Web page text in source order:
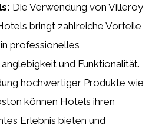
Die Verwendung von Villeroy
bringt zahlreiche Vorteile
professionelles
und Funktionalität.
hochwertiger Produkte wie
können Hotels ihren
Erlebnis bieten und